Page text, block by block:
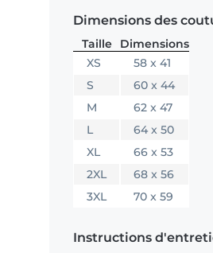
Dimensions des
Taille
Dimensions
XS
58 x 41
S
60 x 44
M
62 x 47
L
64 x 50
XL
66 x 53
2XL
68 x 56
3XL
70 x 59
Instructions